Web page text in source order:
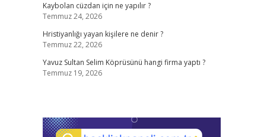
Kaybolan cüzdan için ne yapılır ?
Temmuz 24, 2026
Hristiyanlığı yayan kişilere ne denir ?
Temmuz 22, 2026
Yavuz Sultan Selim Köprüsünü hangi firma yaptı ?
Temmuz 19, 2026